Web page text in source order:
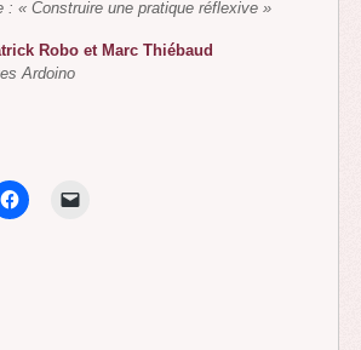
: « Construire une pratique réflexive »
Robo et Marc Thiébaud
Ardoino